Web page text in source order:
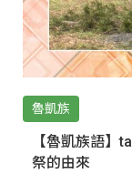
魯凱族
【魯凱族語】
祭的由來